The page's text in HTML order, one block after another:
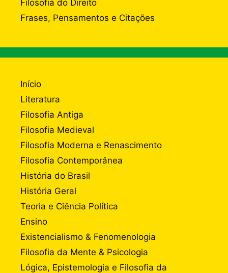
Filosofia do Direito
Frases, Pensamentos e Citações
Início
Literatura
Filosofia Antiga
Filosofia Medieval
Filosofia Moderna e Renascimento
Filosofia Contemporânea
História do Brasil
História Geral
Teoria e Ciência Política
Ensino
Existencialismo & Fenomenologia
Filosofia da Mente & Psicologia
Lógica, Epistemologia e Filosofia da